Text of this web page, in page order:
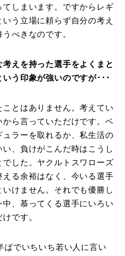
しまいます。ですからレギ
う立場に頼らず自分の考え
べきなのです。
えを持った選手をよくまと
う印象が強いのですが･･･
とはありません。考えてい
ら言っていただけです。ベ
ラーを取れるか、私生活の
、負けがこんだ時はこうし
した。ヤクルトスワローズ
る余裕はなく、今いる選手
けません。それでも優勝し
、慕ってくる選手にいろい
です。
ばでいちいち若い人に言い